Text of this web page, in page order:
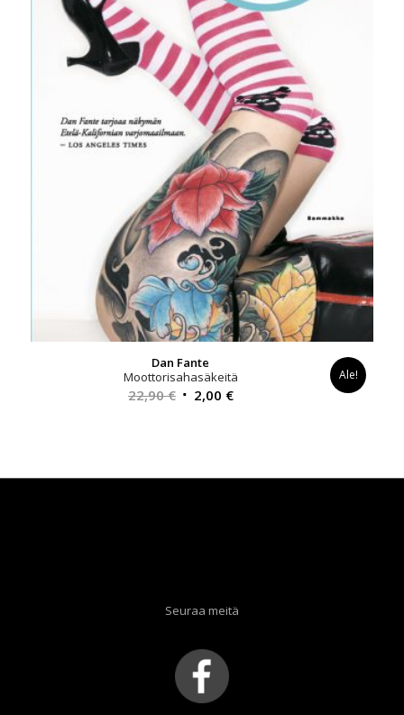
Dan Fante
Moottorisahasäkeitä
22,90€ Alkuperäinen
2,00 €Nykyinen
Ale!
Seuraa meitä